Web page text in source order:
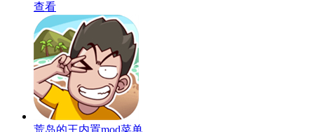
查看
荒岛的王内置mod菜单